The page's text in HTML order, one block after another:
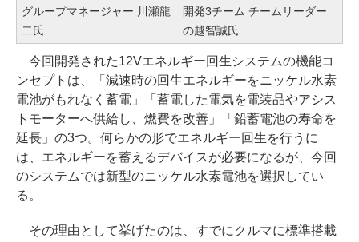
グループマネージャー 川瀬龍
二氏
開発3チーム チームリーダー
の越智誠氏
今回開発された12Vエネルギー回生システムの機能コ
ンセプトは、「減速時の回生エネルギーをニッケル水素
電池がもれなく蓄電」「蓄電した電気を電装品やアシス
トモーターへ供給し、燃費を改善」「鉛蓄電池の寿命を
延長」の3つ。何らかの形でエネルギー回生を行うに
は、エネルギーを蓄えるデバイスが必要になるが、今回
のシステムでは新型のニッケル水素電池を選択してい
る。
その理由として挙げたのは、すでにクルマに標準搭載